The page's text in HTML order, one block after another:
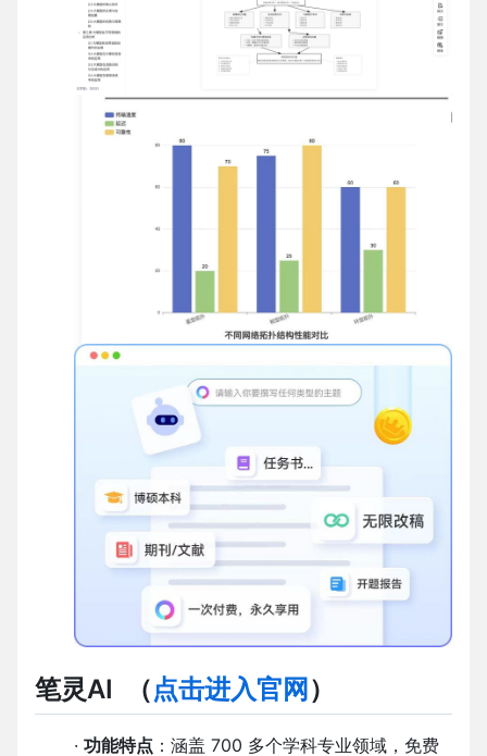
笔灵AI （点击进入官网 ）
· 功能特点 ：涵盖 700 多个学科专业领域，免费